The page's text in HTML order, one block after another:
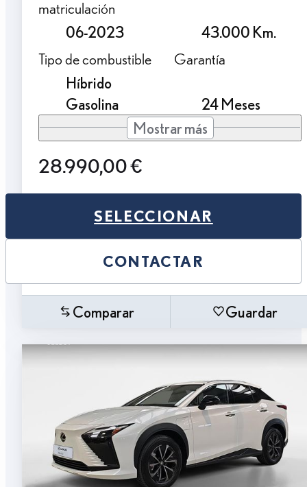
matriculación
06-2023
43.000 Km.
Tipo de combustible
Híbrido
Gasolina
Garantía
24 Meses
Mostrar más
28.990,00 €
SELECCIONAR
CONTACTAR
Comparar Guardar